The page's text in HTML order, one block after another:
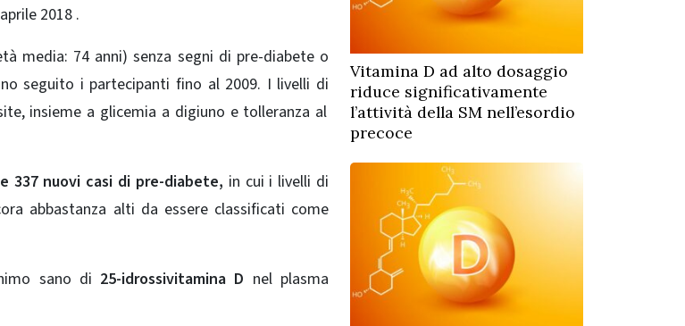
2018 .
media: 74 anni) senza segni di pre-diabete o
seguito i partecipanti fino al 2009. I livelli di
insieme a glicemia a digiuno e tolleranza al
337 nuovi casi di pre-diabete, in cui i livelli di
abbastanza alti da essere classificati come
sano di 25-idrossivitamina D nel plasma
Vitamina D ad alto dosaggio
riduce significativamente
l’attività della SM nell’esordio
precoce